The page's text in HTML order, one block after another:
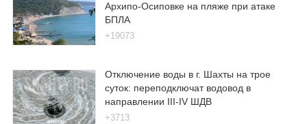
Архипо-Осиповке на пляже при атаке
БПЛА
+19073
Отключение воды в г. Шахты на трое
суток: переподключат водовод в
направлении III-IV ШДВ
+3713